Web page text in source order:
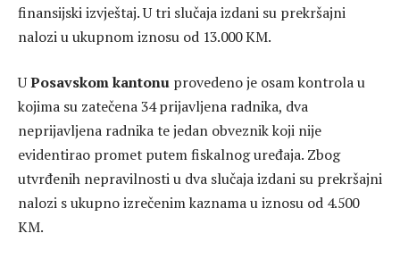
finansijski izvještaj. U tri slučaja izdani su prekršajni
nalozi u ukupnom iznosu od 13.000 KM.
UPosavskom kantonu provedeno je osam kontrola u
kojima su zatečena 34 prijavljena radnika, dva
neprijavljena radnika te jedan obveznik koji nije
evidentirao promet putem fiskalnog uređaja. Zbog
utvrđenih nepravilnosti u dva slučaja izdani su prekršajni
nalozi s ukupno izrečenim kaznama u iznosu od 4.500
KM.